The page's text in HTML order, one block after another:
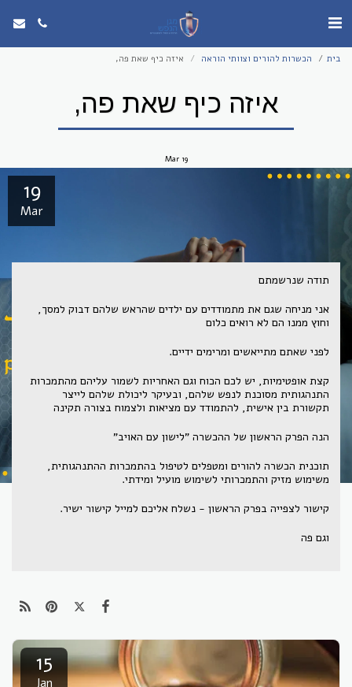
בית הכשרות להורים וצוותי הוראה איזה כיף שאת פה,
איזה כיף שאת פה,
19
Mar
19
Mar
תודה שנרשמתם
אני מניחה שגם את מתמודדים עם ילדים שהראש שלהם דבוק למסך,
וחוץ ממנו הם לא רואים כלום
לפני שאתם מתייאשים ומרימים ידיים.
קצת אופטימיות, יש לכם הכוח וגם האחריות לשמור עליהם מהתמכרות
התנהגותית מסוכנת לנפש שלהם, ובעיקר ליכולת שלהם לייצר
תקשורת בין אישית, להתמודד עם מציאות ולצמוח בצורה תקינה
הנה הפרק הראשון של ההכשרה "לישון עם האויב"
תוכנית הכשרה להורים ומטפלים לטיפול בהתמכרות ההתנהגותית,
משימוש מזיק והתמכרותי לשימוש מועיל ומידתי.
קישור לצפייה בפרק הראשון - נשלח אליכם למייל קישור ישיר.
וגם פה
15
Jan